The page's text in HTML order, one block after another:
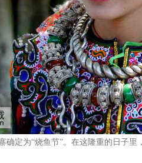
确定为“烧鱼节”。在这隆重的日子里